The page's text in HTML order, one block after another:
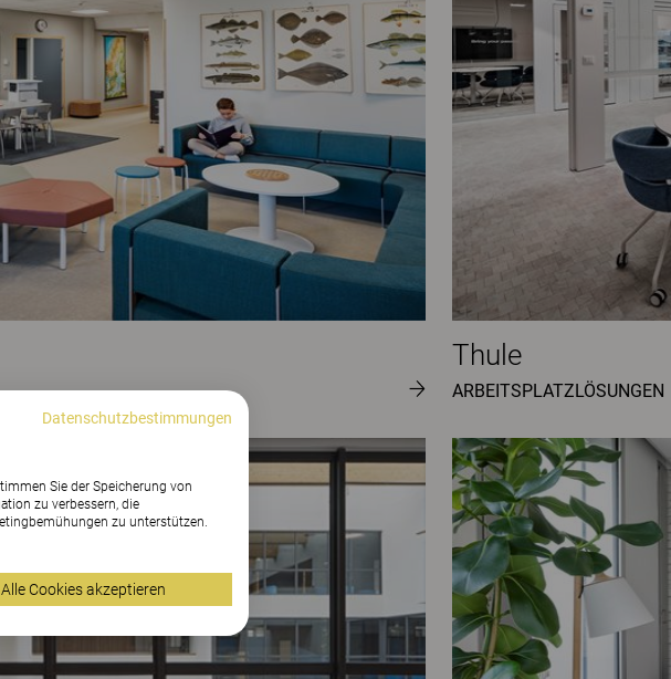
Thule
ARBEITSPLATZLÖSUNGEN
Datenschutzbestimmungen
Sie der Speicherung von
zu verbessern, die
zu unterstützen.
Alle Cookies akzeptieren